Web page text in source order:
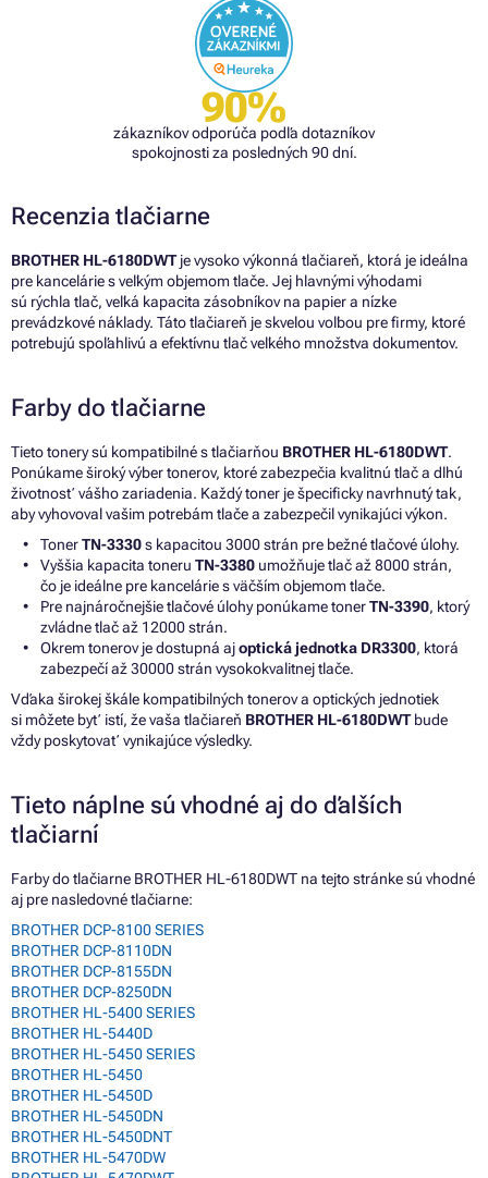
90%
zákazníkov odporúča podľa dotazníkov
spokojnosti za posledných 90 dní.
Recenzia tlačiarne
BROTHER HL-6180DWTje vysoko výkonná tlačiareň, ktorá je ideálna
pre kancelárie s veľkým objemom tlače. Jej hlavnými výhodami
sú rýchla tlač, veľká kapacita zásobníkov na papier a nízke
prevádzkové náklady. Táto tlačiareň je skvelou voľbou pre firmy, ktoré
potrebujú spoľahlivú a efektívnu tlač veľkého množstva dokumentov.
Farby do tlačiarne
Tieto tonery sú kompatibilné s tlačiarňou BROTHER HL-6180DWT.
Ponúkame široký výber tonerov, ktoré zabezpečia kvalitnú tlač a dlhú
životnosť vášho zariadenia. Každý toner je špecificky navrhnutý tak,
aby vyhovoval vašim potrebám tlače a zabezpečil vynikajúci výkon.
TonerTN-3330s kapacitou 3000 strán pre bežné tlačové úlohy.
Vyššia kapacita toneru TN-3380 umožňuje tlač až 8000 strán,
čo je ideálne pre kancelárie s väčším objemom tlače.
Pre najnáročnejšie tlačové úlohy ponúkame tonerTN-3390, ktorý
zvládne tlač až 12000 strán.
Okrem tonerov je dostupná ajoptická jednotka DR3300, ktorá
zabezpečí až 30000 strán vysokokvalitnej tlače.
Vďaka širokej škále kompatibilných tonerov a optických jednotiek
si môžete byť istí, že vaša tlačiareň BROTHER HL-6180DWTbude
vždy poskytovať vynikajúce výsledky.
Tieto náplne sú vhodné aj do ďalších
tlačiarní
Farby do tlačiarne BROTHER HL-6180DWT na tejto stránke sú vhodné
aj pre nasledovné tlačiarne:
BROTHER DCP-8100 SERIES
BROTHER DCP-8110DN
BROTHER DCP-8155DN
BROTHER DCP-8250DN
BROTHER HL-5400 SERIES
BROTHER HL-5440D
BROTHER HL-5450 SERIES
BROTHER HL-5450
BROTHER HL-5450D
BROTHER HL-5450DN
BROTHER HL-5450DNT
BROTHER HL-5470DW